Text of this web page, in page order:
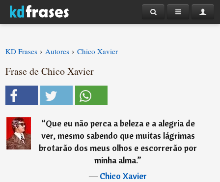
KD Frases › Autores › Chico Xavier
Frase de Chico Xavier
“Que eu não perca a beleza e a alegria de
ver, mesmo sabendo que muitas lágrimas
brotarão dos meus olhos e escorrerão por
minha alma.”
―Chico Xavier